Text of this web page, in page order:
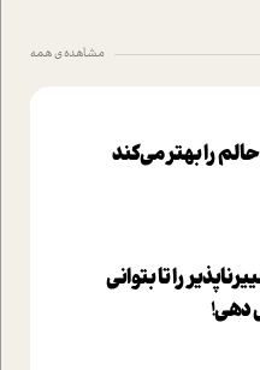
مشاهده ی همه
را بهتر می‌کند
را تا بتواني
دهي!‏